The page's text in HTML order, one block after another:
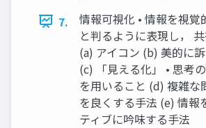
7.
情報可視化 • 情報を視覚
と判るように表現し，
(a) アイコン (b) 美的に
(c) 「見える化」 • 思考
を用いること (d) 複雑な
を良くする手法 (e) 情報
ティブに吟味する手法